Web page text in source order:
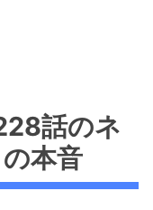
話のネ
本音